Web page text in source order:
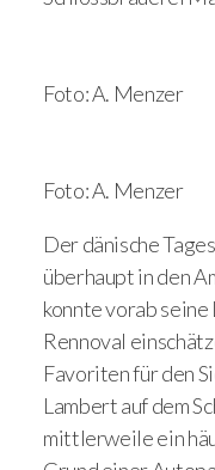
Foto: A. Menzer
Foto: A. Menzer
Der dänische
überhaupt in den
konnte vorab
Rennoval
Favoriten für den
Lambert auf dem
mittlerweile ein